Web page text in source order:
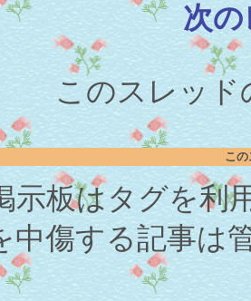
次の
このスレッド
こ
示板はタグを利
中傷する記事は